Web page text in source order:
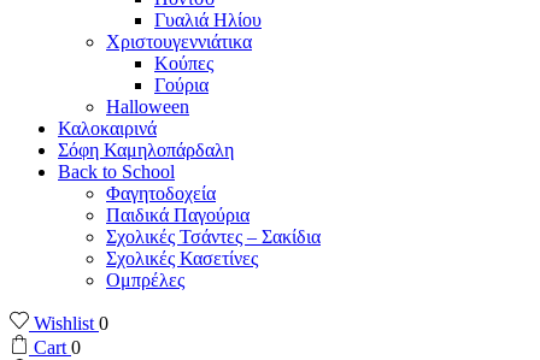
Γυαλιά Ηλίου
Χριστουγεννιάτικα
Κούπες
Γούρια
Halloween
Καλοκαιρινά
Σόφη Καμηλοπάρδαλη
Back to School
Φαγητοδοχεία
Παιδικά Παγούρια
Σχολικές Τσάντες – Σακίδια
Σχολικές Κασετίνες
Ομπρέλες
Wishlist0
Cart0